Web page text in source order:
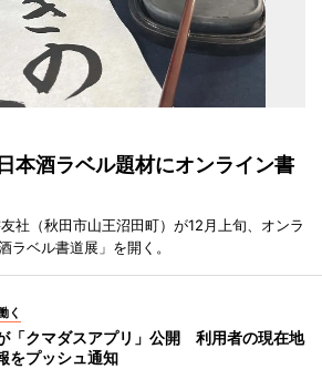
本酒ラベル題材にオンライン書
社（秋田市山王沼田町）が12月上旬、オンラ
ラベル書道展」を開く。
く
「クマダスアプリ」公開 利用者の現在地
をプッシュ通知